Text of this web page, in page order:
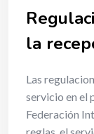
la
Las
servicio en el
Federación